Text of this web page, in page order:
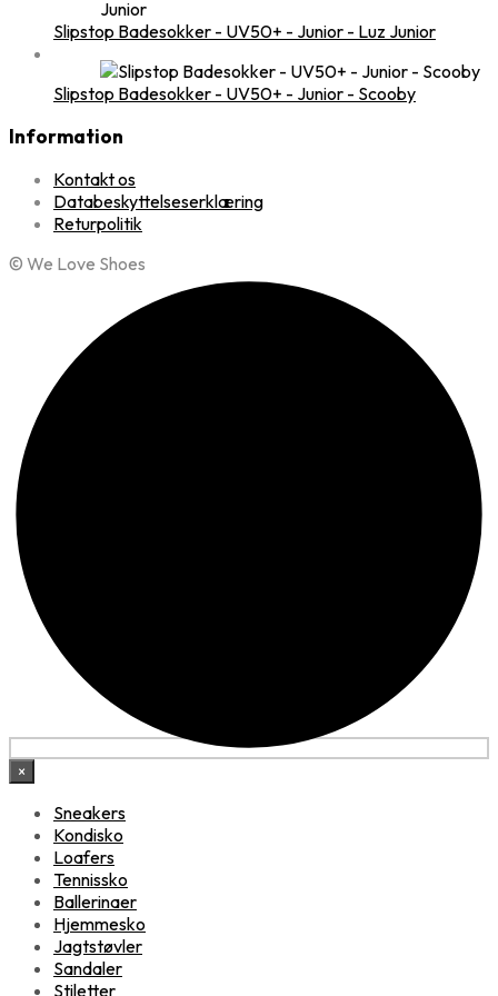
Slipstop Badesokker - UV50+ - Junior - Luz Junior
Slipstop Badesokker - UV50+ - Junior - Scooby
Information
Kontakt os
Databeskyttelseserklæring
Returpolitik
© We Love Shoes
×
Sneakers
Kondisko
Loafers
Tennissko
Ballerinaer
Hjemmesko
Jagtstøvler
Sandaler
Stiletter